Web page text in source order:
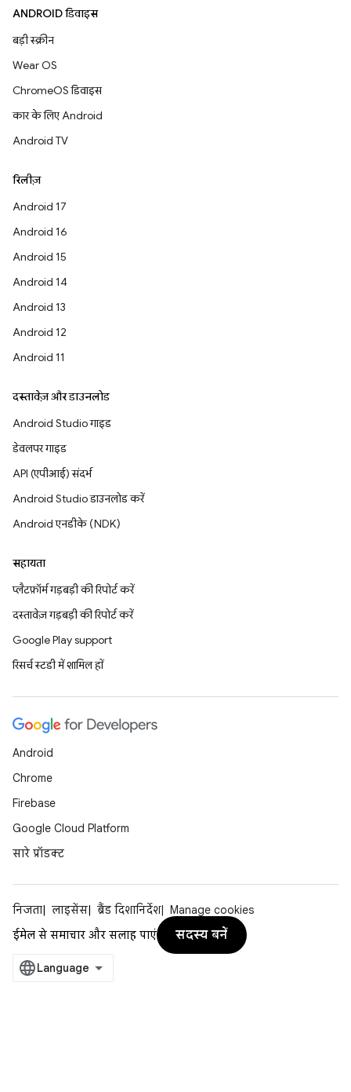
ANDROID डिवाइस
बड़ी स्क्रीन
Wear OS
ChromeOS डिवाइस
कार के लिए Android
Android TV
रिलीज़
Android 17
Android 16
Android 15
Android 14
Android 13
Android 12
Android 11
दस्तावेज़ और डाउनलोड
Android Studio गाइड
डेवलपर गाइड
API (एपीआई) संदर्भ
Android Studio डाउनलोड करें
Android एनडीके (NDK)
सहायता
प्लैटफ़ॉर्म गड़बड़ी की रिपोर्ट करें
दस्तावेज़ गड़बड़ी की रिपोर्ट करें
Google Play support
रिसर्च स्टडी में शामिल हों
Android
Chrome
Firebase
Google Cloud Platform
सारे प्रॉडक्ट
निजता लाइसेंस ब्रैंड दिशानिर्देश
Manage cookies
ईमेल से समाचार और सलाह पाएं
सदस्य बनें